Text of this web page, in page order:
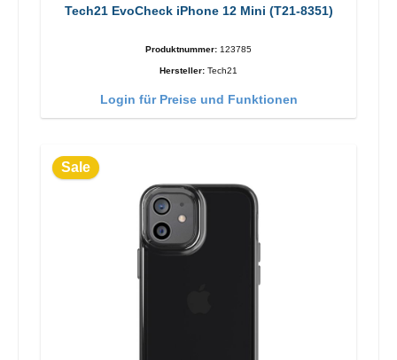
Tech21 EvoCheck iPhone 12 Mini (T21-8351)
Produktnummer: 123785
Hersteller: Tech21
Login für Preise und Funktionen
Sale